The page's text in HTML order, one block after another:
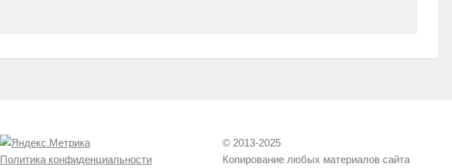
Политика конфиденциальности
© 2013-2025
Копирование любых материалов сайта